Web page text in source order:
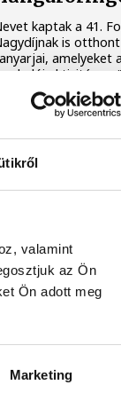
valamint
az Ön
Ön adott meg
Marketing
kaptak a 41.
is
amelyeket
szurkolói
javaslatok nyomán,
létesítmény
szakértői stáb
Domenicali:
az
Stefano Domenicali,
vezérigazgatója
Hungaroring
állnak arra, hogy a
hosszabb távú
illetékesekkel.